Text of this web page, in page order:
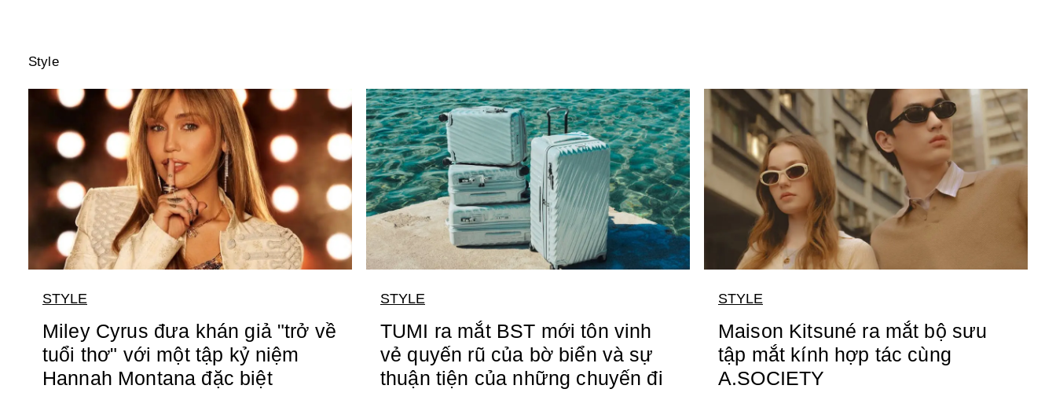
Style
STYLE
Miley Cyrus đưa khán giả "trở về
tuổi thơ" với một tập kỷ niệm
Hannah Montana đặc biệt
STYLE
TUMI ra mắt BST mới tôn vinh
vẻ quyến rũ của bờ biển và sự
thuận tiện của những chuyến đi
STYLE
Maison Kitsuné ra mắt bộ sưu
tập mắt kính hợp tác cùng
A.SOCIETY